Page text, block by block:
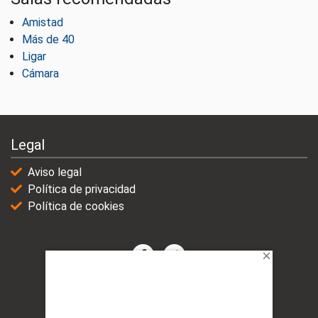
Amistad
Más de 40
Ligar
Cámara
Legal
Aviso legal
Política de privacidad
Política de cookies